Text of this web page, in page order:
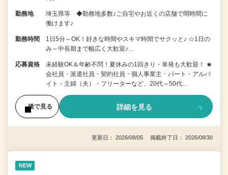
勤務地
埼玉県等 ◆勤務地多数♪ご自宅やお近くの店舗で間時間に
働けます♪
勤務時間
1日5分～OK！好きな時間やスキマ時間でサクッと♪ ☆1日の
み～中長期まで幅広く大歓迎♪…
応募資格
未経験OK＆年齢不問！夏休みの1回きり・単発も大歓迎！ ★
会社員・派遣社員・契約社員・個人事業主・パート・アルバ
イト・主婦（夫）・フリーターなど、20代～50代…
後で見る 詳細を見る
更新日： 2026/08/05 掲載終了日： 2026/08/30
NEW